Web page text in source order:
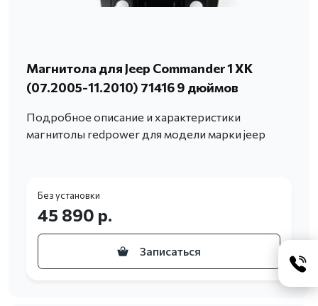
Магнитола для Jeep Commander 1 XK
(07.2005-11.2010) 71416 9 дюймов
Подробное описание и характеристики
магнитолы redpower для модели марки jeep
Без установки
45 890 р.
Записаться